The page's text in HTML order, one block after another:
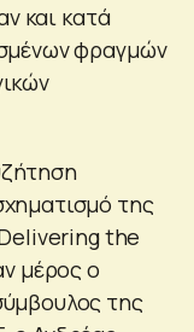
και κατά
φραγμών
της
the
μέρος ο
της